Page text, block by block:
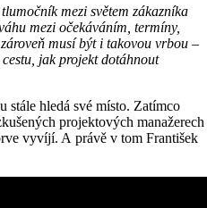
mezi světem zákazníka
mezi očekáváním, termíny,
musí být i takovou vrbou –
jak projekt dotáhnout
stále hledá své místo. Zatímco
projektových manažerech
vyvíjí. A právě v tom František